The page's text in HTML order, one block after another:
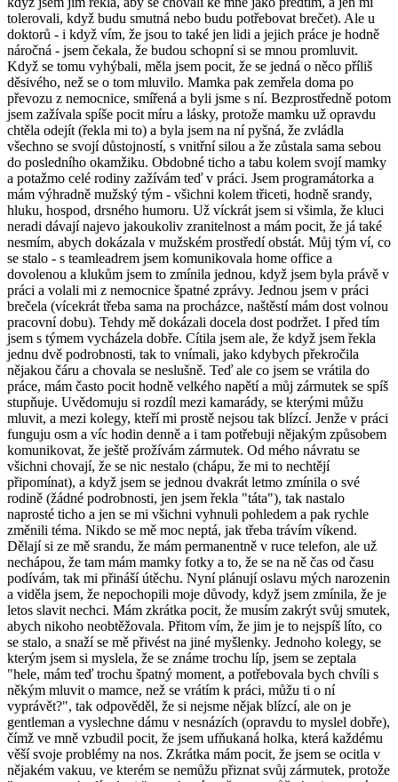
tolerovali, když budu smutná nebo budu potřebovat brečet). Ale u
doktorů - i když vím, že jsou to také jen lidi a jejich práce je hodně
náročná - jsem čekala, že budou schopní si se mnou promluvit.
Když se tomu vyhýbali, měla jsem pocit, že se jedná o něco příliš
děsivého, než se o tom mluvilo. Mamka pak zemřela doma po
převozu z nemocnice, smířená a byli jsme s ní. Bezprostředně potom
jsem zažívala spíše pocit míru a lásky, protože mamku už opravdu
chtěla odejít (řekla mi to) a byla jsem na ní pyšná, že zvládla
všechno se svojí důstojností, s vnitřní silou a že zůstala sama sebou
do posledního okamžiku. Obdobné ticho a tabu kolem svojí mamky
a potažmo celé rodiny zažívám teď v práci. Jsem programátorka a
mám výhradně mužský tým - všichni kolem třiceti, hodně srandy,
hluku, hospod, drsného humoru. Už víckrát jsem si všimla, že kluci
neradi dávají najevo jakoukoliv zranitelnost a mám pocit, že já také
nesmím, abych dokázala v mužském prostředí obstát. Můj tým ví, co
se stalo - s teamleadrem jsem komunikovala home office a
dovolenou a klukům jsem to zmínila jednou, když jsem byla právě v
práci a volali mi z nemocnice špatné zprávy. Jednou jsem v práci
brečela (vícekrát třeba sama na procházce, naštěstí mám dost volnou
pracovní dobu). Tehdy mě dokázali docela dost podržet. I před tím
jsem s týmem vycházela dobře. Cítila jsem ale, že když jsem řekla
jednu dvě podrobnosti, tak to vnímali, jako kdybych překročila
nějakou čáru a chovala se neslušně. Teď ale co jsem se vrátila do
práce, mám často pocit hodně velkého napětí a můj zármutek se spíš
stupňuje. Uvědomuju si rozdíl mezi kamarády, se kterými můžu
mluvit, a mezi kolegy, kteří mi prostě nejsou tak blízcí. Jenže v práci
funguju osm a víc hodin denně a i tam potřebuji nějakým způsobem
komunikovat, že ještě prožívám zármutek. Od mého návratu se
všichni chovají, že se nic nestalo (chápu, že mi to nechtějí
připomínat), a když jsem se jednou dvakrát letmo zmínila o své
rodině (žádné podrobnosti, jen jsem řekla "táta"), tak nastalo
naprosté ticho a jen se mi všichni vyhnuli pohledem a pak rychle
změnili téma. Nikdo se mě moc neptá, jak třeba trávím víkend.
Dělají si ze mě srandu, že mám permanentně v ruce telefon, ale už
nechápou, že tam mám mamky fotky a to, že se na ně čas od času
podívám, tak mi přináší útěchu. Nyní plánují oslavu mých narozenin
a viděla jsem, že nepochopili moje důvody, když jsem zmínila, že je
letos slavit nechci. Mám zkrátka pocit, že musím zakrýt svůj smutek,
abych nikoho neobtěžovala. Přitom vím, že jim je to nejspíš líto, co
se stalo, a snaží se mě přivést na jiné myšlenky. Jednoho kolegy, se
kterým jsem si myslela, že se známe trochu líp, jsem se zeptala
"hele, mám teď trochu špatný moment, a potřebovala bych chvíli s
někým mluvit o mamce, než se vrátím k práci, můžu ti o ní
vyprávět?", tak odpověděl, že si nejsme nějak blízcí, ale on je
gentleman a vyslechne dámu v nesnázích (opravdu to myslel dobře),
čímž ve mně vzbudil pocit, že jsem ufňukaná holka, která každému
věší svoje problémy na nos. Zkrátka mám pocit, že jsem se ocitla v
nějakém vakuu, ve kterém se nemůžu přiznat svůj zármutek, protože